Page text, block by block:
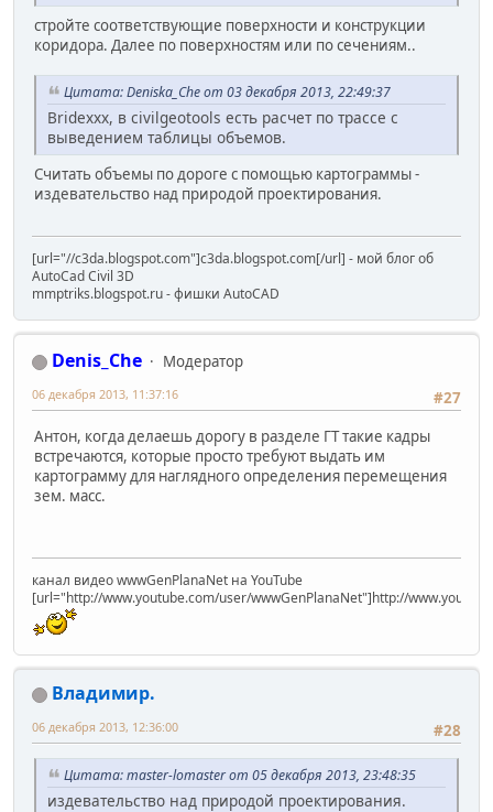
стройте соответствующие поверхности и конструкции
коридора. Далее по поверхностям или по сечениям..
Цитата: Deniska_Che от 03 декабря 2013, 22:49:37
Bridexxx, в civilgeotools есть расчет по трассе с
выведением таблицы объемов.
Считать объемы по дороге с помощью картограммы -
издевательство над природой проектирования.
[url="//c3da.blogspot.com"]c3da.blogspot.com[/url] - мой блог об
AutoCad Civil 3D
mmptriks.blogspot.ru - фишки AutoCAD
Denis_Che
Модератор
#27
06 декабря 2013, 11:37:16
Антон, когда делаешь дорогу в разделе ГТ такие кадры
встречаются, которые просто требуют выдать им
картограмму для наглядного определения перемещения
зем. масс.
канал видео wwwGenPlanaNet на YouTube
[url="http://www.youtube.com/user/wwwGenPlanaNet"]http://
Владимир.
#28
06 декабря 2013, 12:36:00
Цитата: master-lomaster от 05 декабря 2013, 23:48:35
издевательство над природой проектирования.